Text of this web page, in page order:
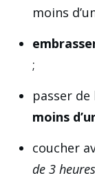
moins
;
passer de
moins
coucher
de 3 heures